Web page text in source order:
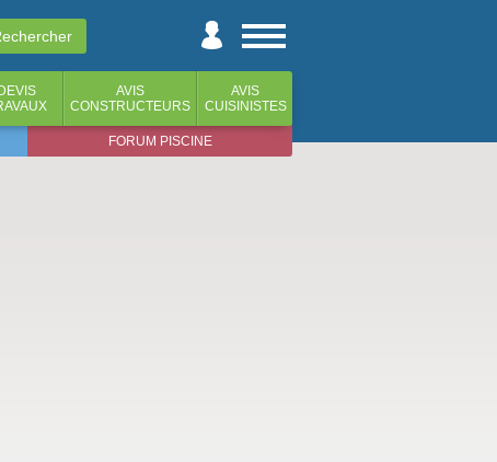
DEVIS
AVIS
CONSTRUCTEURS
AVIS
CUISINISTES
FORUM PISCINE